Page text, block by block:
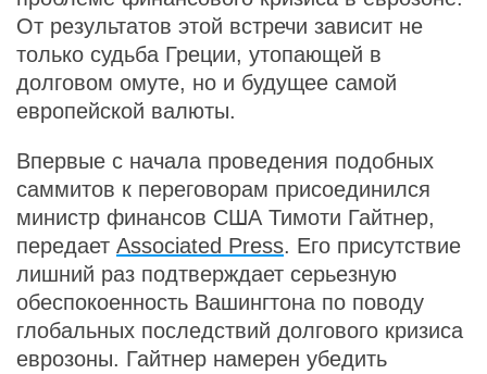
От результатов этой встречи зависит не
только судьба Греции, утопающей в
долговом омуте, но и будущее самой
европейской валюты.
Впервые с начала проведения подобных
саммитов к переговорам присоединился
министр финансов США Тимоти Гайтнер,
передает Associated Press. Его присутствие
лишний раз подтверждает серьезную
обеспокоенность Вашингтона по поводу
глобальных последствий долгового кризиса
еврозоны. Гайтнер намерен убедить